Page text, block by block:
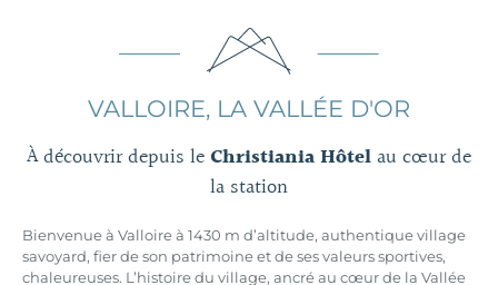
VALLOIRE, LA VALLÉE D'OR
À découvrir depuis le Christiania Hôtel au cœur de
la station
Bienvenue à Valloire à 1430 m d’altitude, authentique village
savoyard, fier de son patrimoine et de ses valeurs sportives,
chaleureuses. L’histoire du village, ancré au cœur de la Vallée